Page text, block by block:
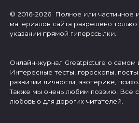
© 2016-2026 Полное или частичное
материалов сайта разрешено
указании прямой гиперссылки.
Онлайн-журнал Greatpicture о самом
Интересные тесты, гороскопы,
развитии личности, эзотерике,
Также мы очень любим поэзию! Все
любовью для дорогих читателей.